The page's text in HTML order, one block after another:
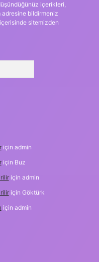
içerikleri,
adresine bildirmeniz
sitemizden
için admin
için Buz
için admin
için Göktürk
için admin